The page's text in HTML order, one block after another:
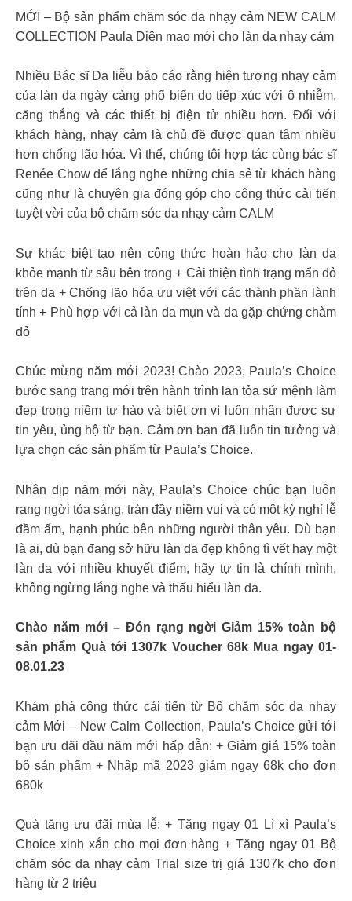
MỚI – Bộ sản phẩm chăm sóc da nhạy cảm NEW CALM
COLLECTION Paula Diện mạo mới cho làn da nhạy cảm
Nhiều Bác sĩ Da liễu báo cáo rằng hiện tượng nhạy cảm
của làn da ngày càng phổ biến do tiếp xúc với ô nhiễm,
căng thẳng và các thiết bị điện tử nhiều hơn. Đối với
khách hàng, nhạy cảm là chủ đề được quan tâm nhiều
hơn chống lão hóa. Vì thế, chúng tôi hợp tác cùng bác sĩ
Renée Chow để lắng nghe những chia sẻ từ khách hàng
cũng như là chuyên gia đóng góp cho công thức cải tiến
tuyệt vời của bộ chăm sóc da nhạy cảm CALM
Sự khác biệt tạo nên công thức hoàn hảo cho làn da
khỏe mạnh từ sâu bên trong + Cải thiện tình trạng mẩn đỏ
trên da + Chống lão hóa ưu việt với các thành phần lành
tính + Phù hợp với cả làn da mụn và da gặp chứng chàm
đỏ
Chúc mừng năm mới 2023! Chào 2023, Paula’s Choice
bước sang trang mới trên hành trình lan tỏa sứ mệnh làm
đẹp trong niềm tự hào và biết ơn vì luôn nhận được sự
tin yêu, ủng hộ từ bạn. Cảm ơn bạn đã luôn tin tưởng và
lựa chọn các sản phẩm từ Paula’s Choice.
Nhân dịp năm mới này, Paula’s Choice chúc bạn luôn
rạng ngời tỏa sáng, tràn đầy niềm vui và có một kỳ nghỉ lễ
đầm ấm, hạnh phúc bên những người thân yêu. Dù bạn
là ai, dù bạn đang sở hữu làn da đẹp không tì vết hay một
làn da với nhiều khuyết điểm, hãy tự tin là chính mình,
không ngừng lắng nghe và thấu hiểu làn da.
Chào năm mới – Đón rạng ngời Giảm 15% toàn bộ
sản phẩm Quà tới 1307k Voucher 68k Mua ngay 01-
08.01.23
Khám phá công thức cải tiến từ Bộ chăm sóc da nhạy
cảm Mới – New Calm Collection, Paula’s Choice gửi tới
bạn ưu đãi đầu năm mới hấp dẫn: + Giảm giá 15% toàn
bộ sản phẩm + Nhập mã 2023 giảm ngay 68k cho đơn
680k
Quà tặng ưu đãi mùa lễ: + Tặng ngay 01 Lì xì Paula’s
Choice xinh xắn cho mọi đơn hàng + Tặng ngay 01 Bộ
chăm sóc da nhạy cảm Trial size trị giá 1307k cho đơn
hàng từ 2 triệu